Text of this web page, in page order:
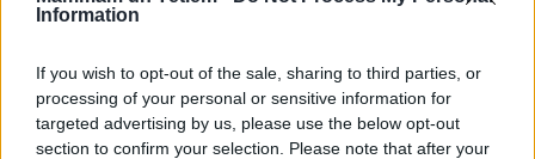
Information
If you wish to opt-out of the sale, sharing to third parties, or
processing of your personal or sensitive information for
targeted advertising by us, please use the below opt-out
section to confirm your selection. Please note that after your
Gatavošana
Traukā sajauc zaļās lapas, garneles un gabaliņos
sagrieztu meloni.